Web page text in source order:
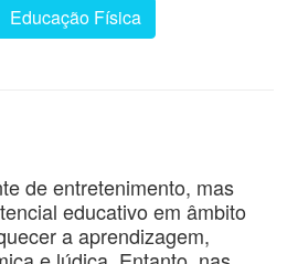
Educação Física
de entretenimento, mas
educativo em âmbito
a aprendizagem,